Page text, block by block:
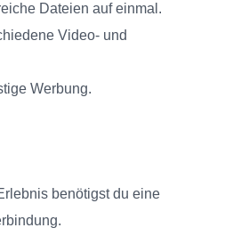
Dateien auf einmal.
Video- und
Werbung.
benötigst du eine